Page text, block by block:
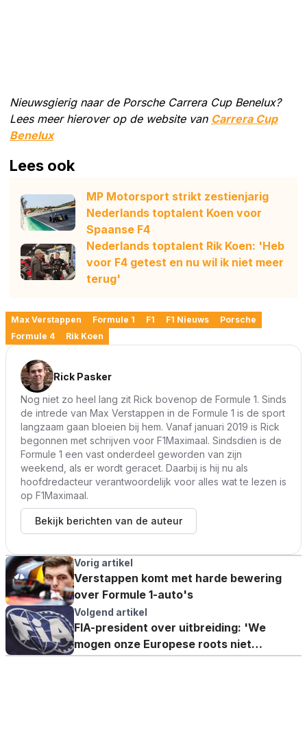
Nieuwsgierig naar de Porsche Carrera Cup Benelux?
Lees meer hierover op de website van Carrera Cup
Benelux
Lees ook
MP Motorsport strikt zestienjarig
Nederlands toptalent Koen voor
Spaanse F4
Nederlands toptalent Rik Koen: 'Heb
voor F4 getest en nu wil ik niet meer
terug'
Max Verstappen Formule 1 F1 F1 Nieuws
Porsche
Formule 4
Rik Koen
Rick Pasker
Nog niet zo heel lang zit Rick bovenop de Formule 1. Sinds
de intrede van Max Verstappen in de Formule 1 is de sport
langzaam gaan bloeien bij hem. Vanaf januari 2019 is Rick
begonnen met schrijven voor F1Maximaal. Sindsdien is de
Formule 1 een vast onderdeel geworden van zijn
weekend, als er wordt geracet. Daarbij is hij nu als
hoofdredacteur verantwoordelijk voor alles wat te lezen is
op F1Maximaal.
Bekijk berichten van de auteur
Vorig artikel
Verstappen komt met harde bewering
over Formule 1-auto's
Volgend artikel
FIA-president over uitbreiding: 'We
mogen onze Europese roots niet
vergeten'